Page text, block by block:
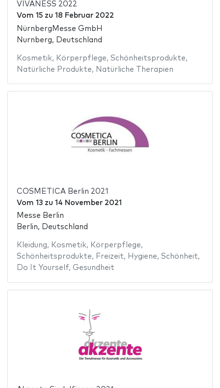
VIVANESS 2022
Vom 15zu 18 Februar 2022
NürnbergMesse GmbH
Nurnberg, Deutschland
Kosmetik, Körperpflege, Schönheitsprodukte,
Natürliche Produkte, Natürliche Therapien
COSMETICA Berlin 2021
Vom 13zu 14 November 2021
Messe Berlin
Berlin, Deutschland
Kleidung, Kosmetik, Körperpflege,
Schönheitsprodukte, Freizeit, Hygiene, Schönheit,
Do It Yourself, Gesundheit